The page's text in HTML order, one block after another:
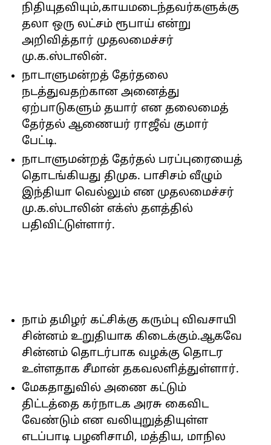
நிதியுதவியும்,காயமடைந்தவர்களுக்கு
தலா ஒரு லட்சம் ரூபாய் என்று
அறிவித்தார் முதலமைச்சர்
மு.க.ஸ்டாலின்.
நாடாளுமன்றத் தேர்தலை
நடத்துவதற்கான அனைத்து
ஏற்பாடுகளும் தயார் என தலைமைத்
தேர்தல் ஆணையர் ராஜீவ் குமார்
பேட்டி.
நாடாளுமன்றத் தேர்தல் பரப்புரையைத்
தொடங்கியது திமுக. பாசிசம் வீழும்
இந்தியா வெல்லும் என முதலமைச்சர்
மு.க.ஸ்டாலின் எக்ஸ் தளத்தில்
பதிவிட்டுள்ளார்.
நாம் தமிழர் கட்சிக்கு கரும்பு விவசாயி
சின்னம் உறுதியாக கிடைக்கும்.ஆகவே
சின்னம் தொடர்பாக வழக்கு தொடர
உள்ளதாக சீமான் தகவலளித்துள்ளார்.
மேகதாதுவில் அணை கட்டும்
திட்டத்தை கர்நாடக அரசு கைவிட
வேண்டும் என வலியுறுத்தியுள்ள
எடப்பாடி பழனிசாமி, மத்திய, மாநில